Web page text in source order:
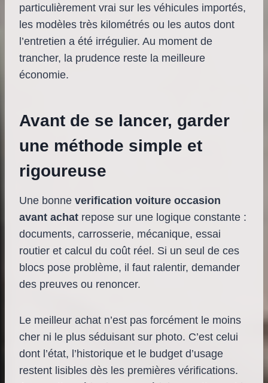
particulièrement vrai sur les véhicules importés,
les modèles très kilométrés ou les autos dont
l’entretien a été irrégulier. Au moment de
trancher, la prudence reste la meilleure
économie.
Avant de se lancer, garder
une méthode simple et
rigoureuse
Une bonne verification voiture occasion
avant achat repose sur une logique constante :
documents, carrosserie, mécanique, essai
routier et calcul du coût réel. Si un seul de ces
blocs pose problème, il faut ralentir, demander
des preuves ou renoncer.
Le meilleur achat n’est pas forcément le moins
cher ni le plus séduisant sur photo. C’est celui
dont l’état, l’historique et le budget d’usage
restent lisibles dès les premières vérifications.